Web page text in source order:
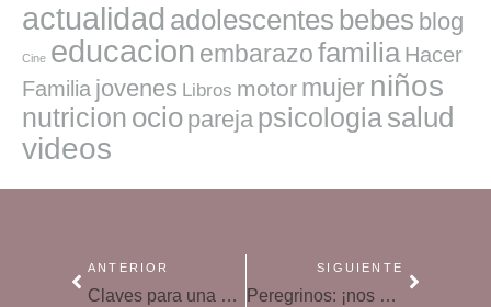
actualidad adolescentes bebes blog
Cine educacion embarazofamilia Hacer
Familia jovenes Libros motor mujer niños
nutricion ocio pareja psicologiasalud
videos
ANTERIOR
Claves para una excursión en familia
SIGUIENTE
Peregrinos: ¡nos vamos de campamento por el Camino de Santiago!